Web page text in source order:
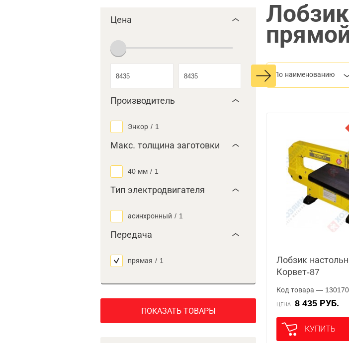
Цена
Производитель
Энкор / 1
Макс. толщина заготовки
40 мм / 1
Тип электродвигателя
асинхронный / 1
Передача
прямая / 1
ПОКАЗАТЬ ТОВАРЫ
По наименованию
Лобзик
Корвет-87
Код товара — 130170
ЦЕНА 8 435 РУБ.
КУПИТЬ